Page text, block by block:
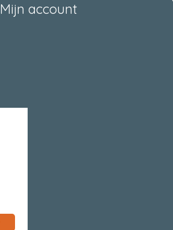
Mijn account